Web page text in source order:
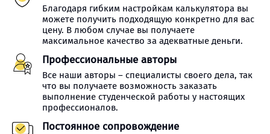
Благодаря гибким настройкам калькулятора вы
можете получить подходящую конкретно для вас
цену. В любом случае вы получаете
максимальное качество за адекватные деньги.
Профессиональные авторы
Все наши авторы – специалисты своего дела, так
что вы получаете возможность заказать
выполнение студенческой работы у настоящих
профессионалов.
Постоянное сопровождение